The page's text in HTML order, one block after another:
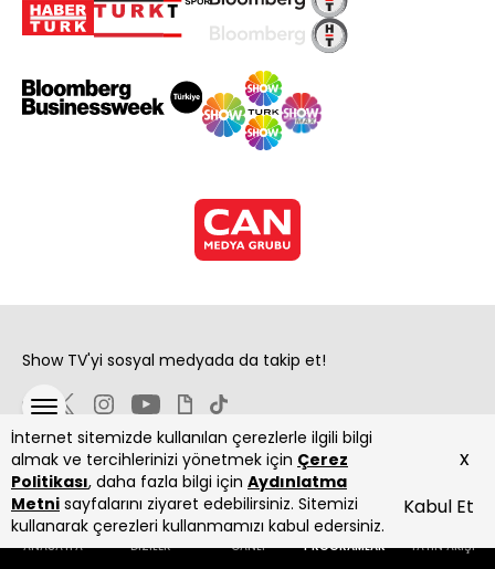
ANASAYFA DİZİLER CANLI PROGRAMLAR YAYIN AKIŞI
İnternet sitemizde kullanılan çerezlerle ilgili bilgi
almak ve tercihlerinizi yönetmek için Çerez
Politikası, daha fazla bilgi için Aydınlatma
Metni sayfalarını ziyaret edebilirsiniz. Sitemizi
kullanarak çerezleri kullanmamızı kabul edersiniz.
Kabul Et
x
Show TV'yi sosyal medyada da takip et!
Copyright 2026 Show Televizyon Yayıncılık A.Ş.